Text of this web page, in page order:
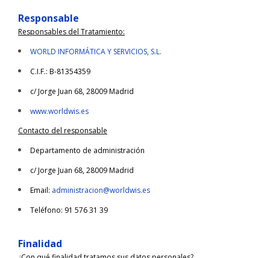
Responsable
Responsables del Tratamiento:
WORLD INFORMÁTICA Y SERVICIOS, S.L.
C.I.F.: B-81354359
c/ Jorge Juan 68, 28009 Madrid
www.worldwis.es
Contacto del responsable
Departamento de administración
c/ Jorge Juan 68, 28009 Madrid
Email: administracion@worldwis.es
Teléfono: 91 576 31 39
Finalidad